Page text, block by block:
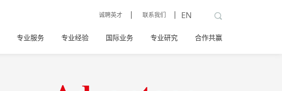
诚聘英才 丨 联系我们 丨 EN
专业服务 专业经验 国际业务 专业研究 合作共赢